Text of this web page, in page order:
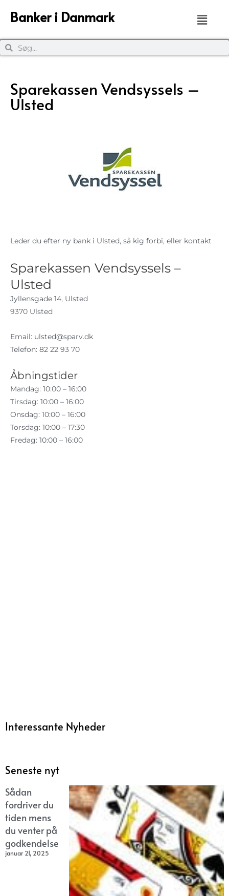
Banker i Danmark
Sparekassen Vendsyssels –
Ulsted
Leder du efter ny bank i Ulsted, så kig forbi, eller kontakt
Sparekassen Vendsyssels –
Ulsted
Jyllensgade 14, Ulsted
9370 Ulsted
Email: ulsted@sparv.dk
Telefon: 82 22 93 70
Åbningstider
Mandag: 10:00 – 16:00
Tirsdag: 10:00 – 16:00
Onsdag: 10:00 – 16:00
Torsdag: 10:00 – 17:30
Fredag: 10:00 – 16:00
Interessante Nyheder
Seneste nyt
Sådan
fordriver du
tiden mens
du venter på
godkendelse
januar 21, 2025